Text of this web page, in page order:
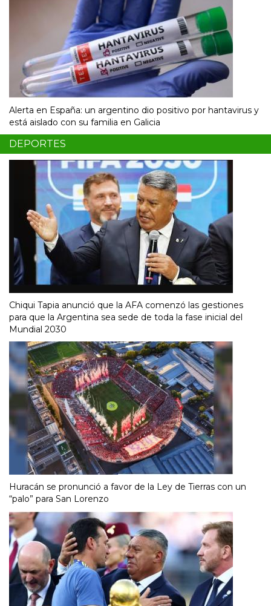
Alerta en España: un argentino dio positivo por hantavirus y
está aislado con su familia en Galicia
DEPORTES
Chiqui Tapia anunció que la AFA comenzó las gestiones
para que la Argentina sea sede de toda la fase inicial del
Mundial 2030
Huracán se pronunció a favor de la Ley de Tierras con un
“palo” para San Lorenzo